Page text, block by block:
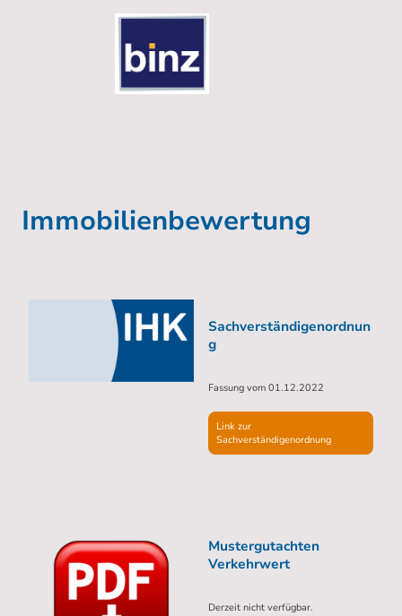
Immobilienbewertung
Sachverständigenordnun
g
Fassung vom 01.12.2022
Link zur
Sachverständigenordnung
Mustergutachten
Verkehrwert
Derzeit nicht verfügbar.